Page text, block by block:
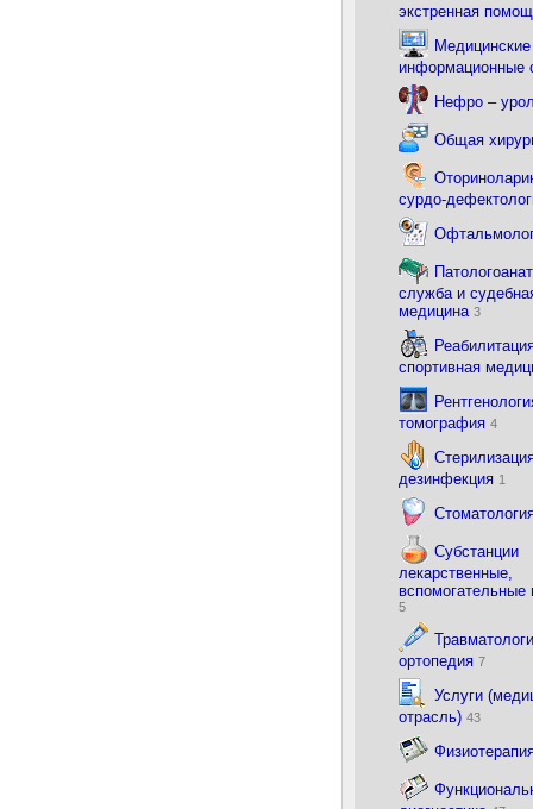
экстренная
Медицинские
информационные
Нефро –
Общая
сурдо-
служба и
медицина 3
спортивная
томография 4
дезинфекция 1
Субстанции
лекарственные,
вспомогательные
5
ортопедия 7
Услуги
отрасль) 43